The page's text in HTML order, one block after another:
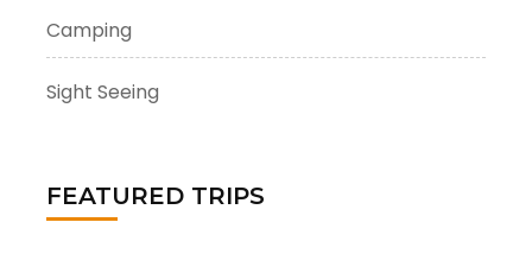
Camping
Sight Seeing
FEATURED TRIPS